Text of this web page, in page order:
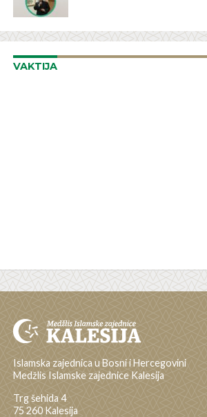
VAKTIJA
Islamska zajednica u Bosni i Hercegovini
Medžlis Islamske zajednice Kalesija
Trg šehida 4
75 260 Kalesija